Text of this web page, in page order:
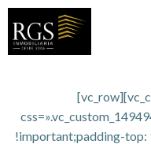
!important;padding-